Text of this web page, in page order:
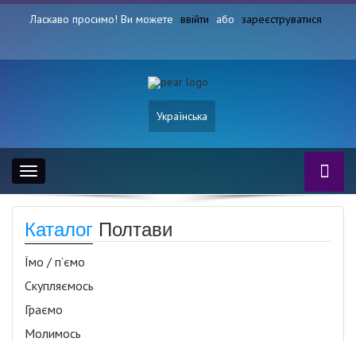
Ласкаво просимо! Ви можете ввійти або зареєструватися
Українська
Toggle
navigation
Каталог Полтави
Їмо / п’ємо
Скупляємось
Граємо
Молимось